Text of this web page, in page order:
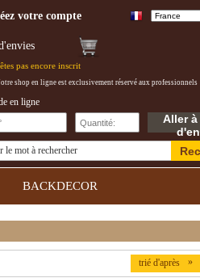
votre compte
pas encore inscrit
shop en ligne est exclusivement réservé aux professionnels
le mot à rechercher
en ligne
Aller
BACKDECOR
trié d'après »